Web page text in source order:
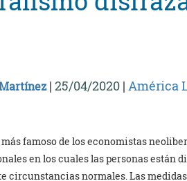
| 25/04/2020 | América
famoso de los economistas
en los cuales las personas están
circunstancias normales. Las